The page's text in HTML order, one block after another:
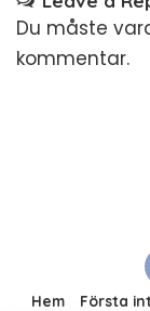
Du måste
kommentar.
Hem Första